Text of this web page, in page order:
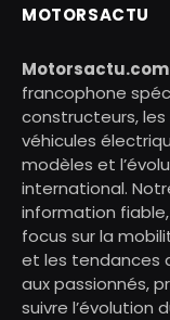
MOTORSACTU
Motorsactu.com
francophone
constructeurs,
véhicules
modèles et
international.
information
focus sur la
et les tendances
aux passionnés,
suivre l’évolution